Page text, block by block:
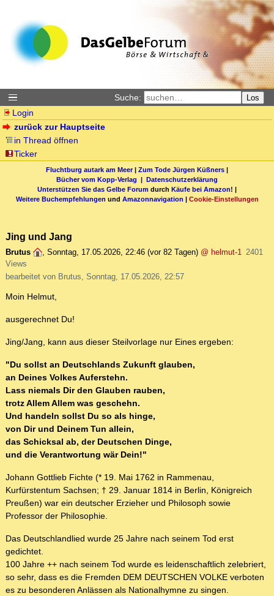
Suche: Los
Login
zurück zur Hauptseite
in Thread öffnen
Ticker
Fluchtburg autark am Meer| Zum Tode Jürgen Küßners |
Bücher vom Kopp-Verlag | Datenschutzerklärung
Unterstützen Sie das Gelbe Forum durch Käufe bei Amazon! |
Weitere Buchempfehlungen und Amazonnavigation | Cookie-Einstellungen
Jing und Jang
Brutus , Sonntag, 17.05.2026, 22:46 (vor 82 Tagen) @ helmut-1 2401
Views
bearbeitet von Brutus, Sonntag, 17.05.2026, 22:57
Moin Helmut,
ausgerechnet Du!
Jing/Jang, kann aus dieser Steilvorlage nur Eines ergeben:
"Du sollst an Deutschlands Zukunft glauben,
an Deines Volkes Auferstehn.
Lass niemals Dir den Glauben rauben,
trotz Allem Allem was geschehn.
Und handeln sollst Du so als hinge,
von Dir und Deinem Tun allein,
das Schicksal ab, der Deutschen Dinge,
und die Verantwortung wär Dein!"
Johann Gottlieb Fichte (* 19. Mai 1762 in Rammenau,
Kurfürstentum Sachsen; † 29. Januar 1814 in Berlin, Königreich
Preußen) war ein deutscher Erzieher und Philosoph sowie
Professor der Philosophie.
Das Deutschlandlied wurde 25 Jahre nach seinem Tod erst
gedichtet.
100 Jahre ++ nach seinem Tod wurde es leidenschaftlich zelebriert,
so sehr, dass es die Fremden DEM DEUTSCHEN VOLKE verboten
es zu besonderen Anlässen als Nationalhymne zu singen.